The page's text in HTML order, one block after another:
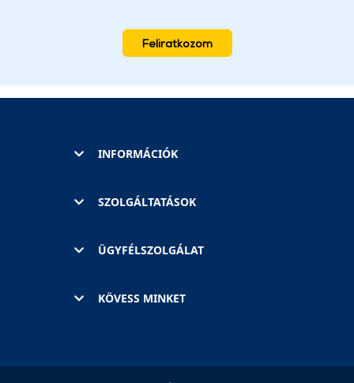
Feliratkozom
INFORMÁCIÓK
SZOLGÁLTATÁSOK
ÜGYFÉLSZOLGÁLAT
KÖVESS MINKET